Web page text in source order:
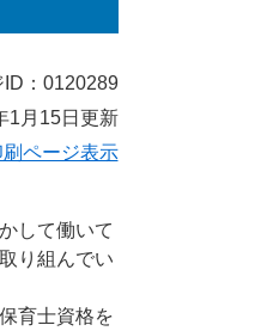
ID：0120289
1月15日更新
刷ページ表示
して働いて
り組んでい
育士資格を